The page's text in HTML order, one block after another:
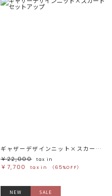
ギャザーデザインニット×スカートセットアップ
￥22,000
tax in
￥7,700 tax in （65%OFF）
NEW SALE